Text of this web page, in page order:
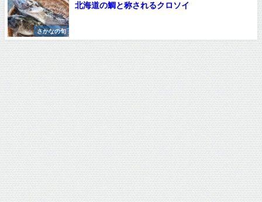
さかなの旬
北海道の鯛と称されるクロソイ